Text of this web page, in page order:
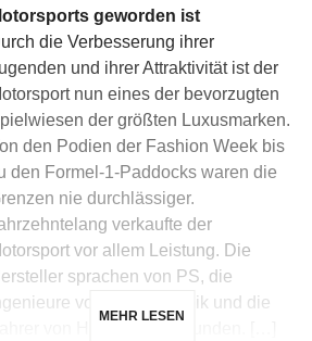
geworden ist
die Verbesserung ihrer
und ihrer Attraktivität ist der
nun eines der bevorzugten
der größten Luxusmarken.
den Podien der Fashion Week bis
den Formel-1-Paddocks waren die
nie durchlässiger.
verkaufte der
vor allem Leistung. Die
sprachen von PS, die
von Aerodynamik und die
MEHR LESEN